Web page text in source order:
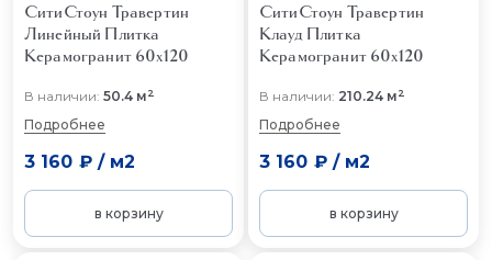
СитиСтоун Травертин
Линейный Плитка
Керамогранит 60x120
В наличии: 50.4 м2
Подробнее
3 160 ₽/ м2
в корзину
СитиСтоун Травертин
Клауд Плитка
Керамогранит 60x120
В наличии: 210.24 м2
Подробнее
3 160 ₽/ м2
в корзину